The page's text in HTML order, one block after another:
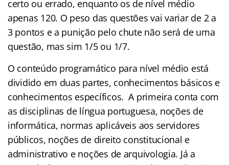
certo ou errado, enquanto os de nível médio
apenas 120. O peso das questões vai variar de 2 a
3 pontos e a punição pelo chute não será de uma
questão, mas sim 1/5 ou 1/7.
O conteúdo programático para nível médio está
dividido em duas partes, conhecimentos básicos e
conhecimentos específicos. A primeira conta com
as disciplinas de língua portuguesa, noções de
informática, normas aplicáveis aos servidores
públicos, noções de direito constitucional e
administrativo e noções de arquivologia. Já a